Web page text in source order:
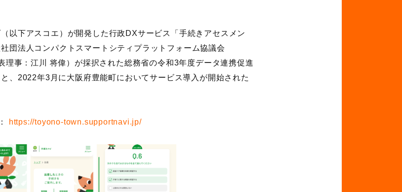
以下アスコエ）が開発した行政 DXサービス「手続きアセスメン
団法人コンパクトスマートシティプラットフォーム協議会
理事：江川 将偉）が採択された総務省の令和3年度データ連携促進
、 2022年3 月に大阪府豊能町においてサービス導入が開始された
https://toyono-town.supportnavi.jp/